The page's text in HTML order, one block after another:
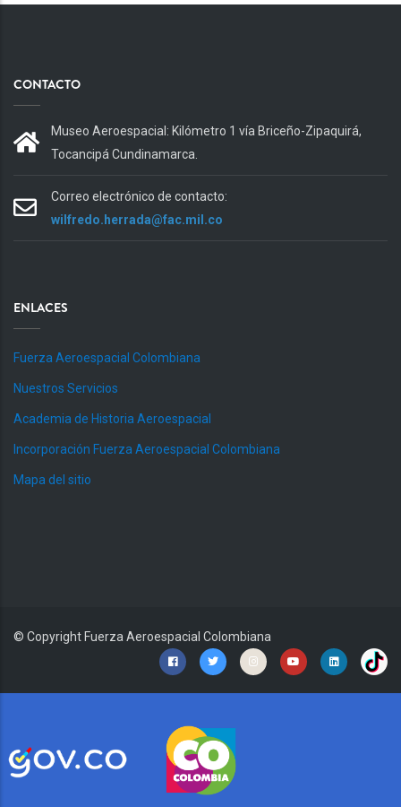
CONTACTO
Museo Aeroespacial: Kilómetro 1 vía Briceño-Zipaquirá,
Tocancipá Cundinamarca.
Correo electrónico de contacto:
wilfredo.herrada@fac.mil.co
ENLACES
Fuerza Aeroespacial Colombiana
Nuestros Servicios
Academia de Historia Aeroespacial
Incorporación Fuerza Aeroespacial Colombiana
Mapa del sitio
© Copyright Fuerza Aeroespacial Colombiana